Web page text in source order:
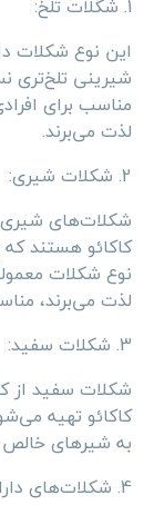
1. شکلات تلخ:
این نوع شکلات
شیرینی تلخ‌تری
مناسب برای
لذت می‌برند.
2. شکلات شیری:
شکلات‌های شیری
کاکائو هستند
نوع شکلات
لذت می‌برند،
3. شکلات سفید:
شکلات سفید از
کاکائو تهیه
به شیرهای
4. شکلات‌های دارای مغزهای مختلف: